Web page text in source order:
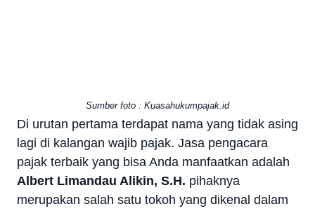
Sumber foto : Kuasahukumpajak.id
Di urutan pertama terdapat nama yang tidak asing
lagi di kalangan wajib pajak. Jasa pengacara
pajak terbaik yang bisa Anda manfaatkan adalah
Albert Limandau Alikin, S.H. pihaknya
merupakan salah satu tokoh yang dikenal dalam